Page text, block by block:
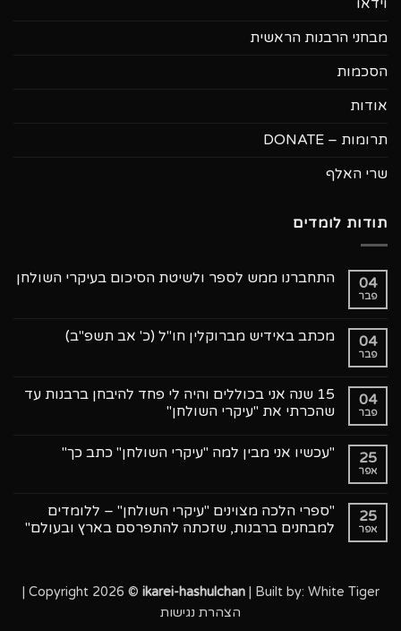
מבחני הרבנות הראשית
הסכמות
אודות
תרומות – DONATE
שרי האלף
תודות לומדים
04
פבר
התחברנו ממש לספר ולשיטת הסיכום בעיקרי השולחן
התחברנו
ממש
בעיקרי
השולחן
04
פבר
מכתב באידיש מברוקלין חו"ל (כ' אב תשפ"ב)
מכתב
באידיש
מברוקלין
אב
תשפ"ב)
04
פבר
15 שנה אני בכוללים והיה לי פחד להיבחן ברבנות עד
שהכרתי את "עיקרי השולחן"
על
והיה
לי
פחד
את
25
אפר
"עכשיו אני מבין למה "עיקרי השולחן" כתב כך"
"עכשיו
אני
מבין
כך"
25
אפר
"ספרי הלכה מצוינים "עיקרי השולחן" – ללומדים
למבחנים ברבנות, שזכתה להתפרסם בארץ ובעולם"
הלכה
Copyright 2026 © ikarei-hashulchan| Built by: White Tiger
|
הצהרת נגישות